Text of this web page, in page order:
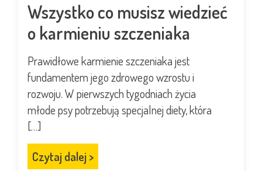
Wszystko co musisz wiedzieć
o karmieniu szczeniaka
Prawidłowe karmienie szczeniaka jest
fundamentem jego zdrowego wzrostu i
rozwoju. W pierwszych tygodniach życia
młode psy potrzebują specjalnej diety, która
[…]
Czytaj dalej >